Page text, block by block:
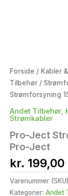
Forside / Kabler
Tilbehør /
Strømforsyning
Andet Tilbehør,
Strømkabler
Pro-Ject
Pro-Ject
kr. 199,00
Varenummer
Kategorier: Andet